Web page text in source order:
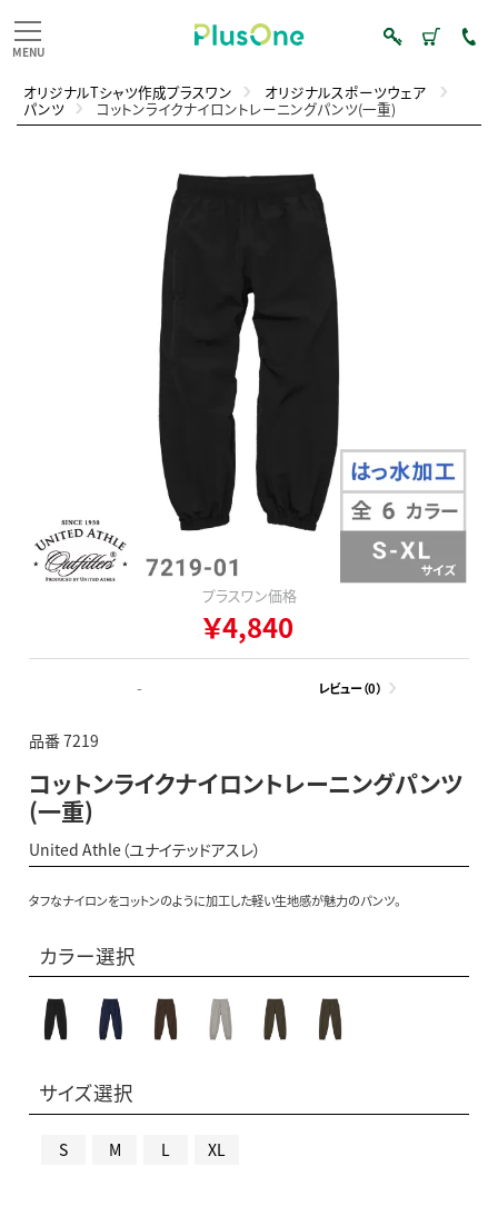
オリジナルTシャツ作成プラスワン オリジナルスポーツウェア
パンツ コットンライクナイロントレーニングパンツ(一重)
プラスワン価格
￥4,840
- レビュー（0）
品番 7219
コットンライクナイロントレーニングパンツ
(一重)
United Athle（ユナイテッドアスレ）
タフなナイロンをコットンのように加工した軽い生地感が魅力のパンツ。
カラー選択
サイズ選択
S M L XL